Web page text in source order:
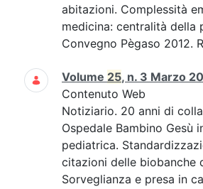
abitazioni. Complessità
medicina: centralità della
Convegno Pègaso 2012.
Volume 25, n. 3 Marzo
Contenuto Web
Notiziario. 20 anni di
Ospedale Bambino Gesù
pediatrica.
citazioni delle biobanche
Sorveglianza e presa in